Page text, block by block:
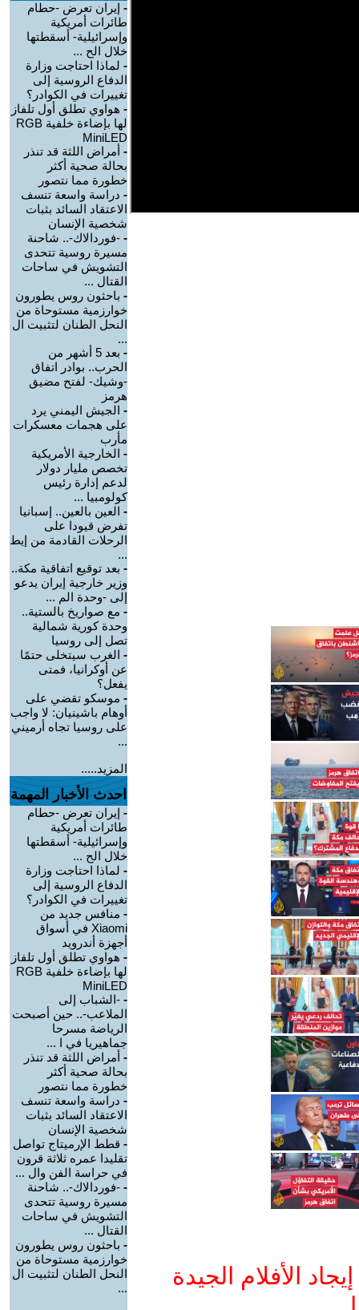
الأفلام الجيدة
- إيران تعرض -حطام
طائرات أمريكية
وإسرائيلية- أسقطتها
خلال الح ...
- لماذا احتاجت وزارة
الدفاع الروسية إلى
تغييرات في الكوادر؟
- هواوي تطلق أول تلفاز
لها بإضاءة خلفية RGB
MiniLED
- أمراض اللثة قد تنذر
بحالة صحية أكثر
خطورة مما نتصور
- دراسة واسعة تنسف
الاعتقاد السائد بثبات
شخصية الإنسان
- -فوردالاك-.. شاحنة
مسيرة روسية تتحدى
التشويش في ساحات
القتال ...
- باحثون روس يطورون
خوارزمية مستوحاة من
النحل الطنان لتثبيت ال
...
-
بعد 5 أشهر من
الحرب.. بوادر اتفاق
-وشيك- لفتح مضيق
هرمز
- الجيش اليمني يرد
على هجمات معسكرات
مأرب
- الخارجية الأمريكية
تخصص مليار دولار
لدعم إدارة رئيس
كولومبيا ...
- العين بالعين.. إسبانيا
تفرض قيودا على
الرحلات القادمة من إيط
...
- بعد توقيع اتفاقية مكة..
وزير خارجية إيران يدعو
إلى -وحدة الم ...
- مع صواريخ بالستية..
وحدة كورية شمالية
تصل إلى روسيا
- الغرب سيتخلى حتمًا
عن أوكرانيا، فمتى
يفعل؟
- موسكو تقضي على
أوهام باشينيان: لا واجب
على روسيا تجاه أرميني
...
المزيد.....
احدث الأخبار المهمة
- إيران تعرض -حطام
طائرات أمريكية
وإسرائيلية- أسقطتها
خلال الح ...
- لماذا احتاجت وزارة
الدفاع الروسية إلى
تغييرات في الكوادر؟
- منافس جديد من
Xiaomi في أسواق
أجهزة أندرويد
- هواوي تطلق أول تلفاز
لها بإضاءة خلفية RGB
MiniLED
- -الشباب إلى
الملاعب-.. حين أصبحت
الرياضة مسرحا
جماهيريا في ا ...
- أمراض اللثة قد تنذر
بحالة صحية أكثر
خطورة مما نتصور
- دراسة واسعة تنسف
الاعتقاد السائد بثبات
شخصية الإنسان
- قطط الإرميتاج تواصل
تقليدا عمره ثلاثة قرون
في حراسة الفن وال ...
- -فوردالاك-.. شاحنة
مسيرة روسية تتحدى
التشويش في ساحات
القتال ...
- باحثون روس يطورون
خوارزمية مستوحاة من
النحل الطنان لتثبيت ال
...